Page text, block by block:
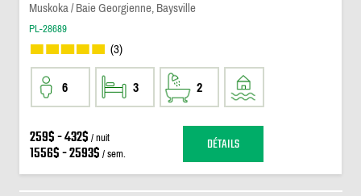
Muskoka / Baie Georgienne, Baysville
PL-28689
(3)
6 3 2
259$ - 432$ / nuit
1556$ - 2593$ / sem. DÉTAILS